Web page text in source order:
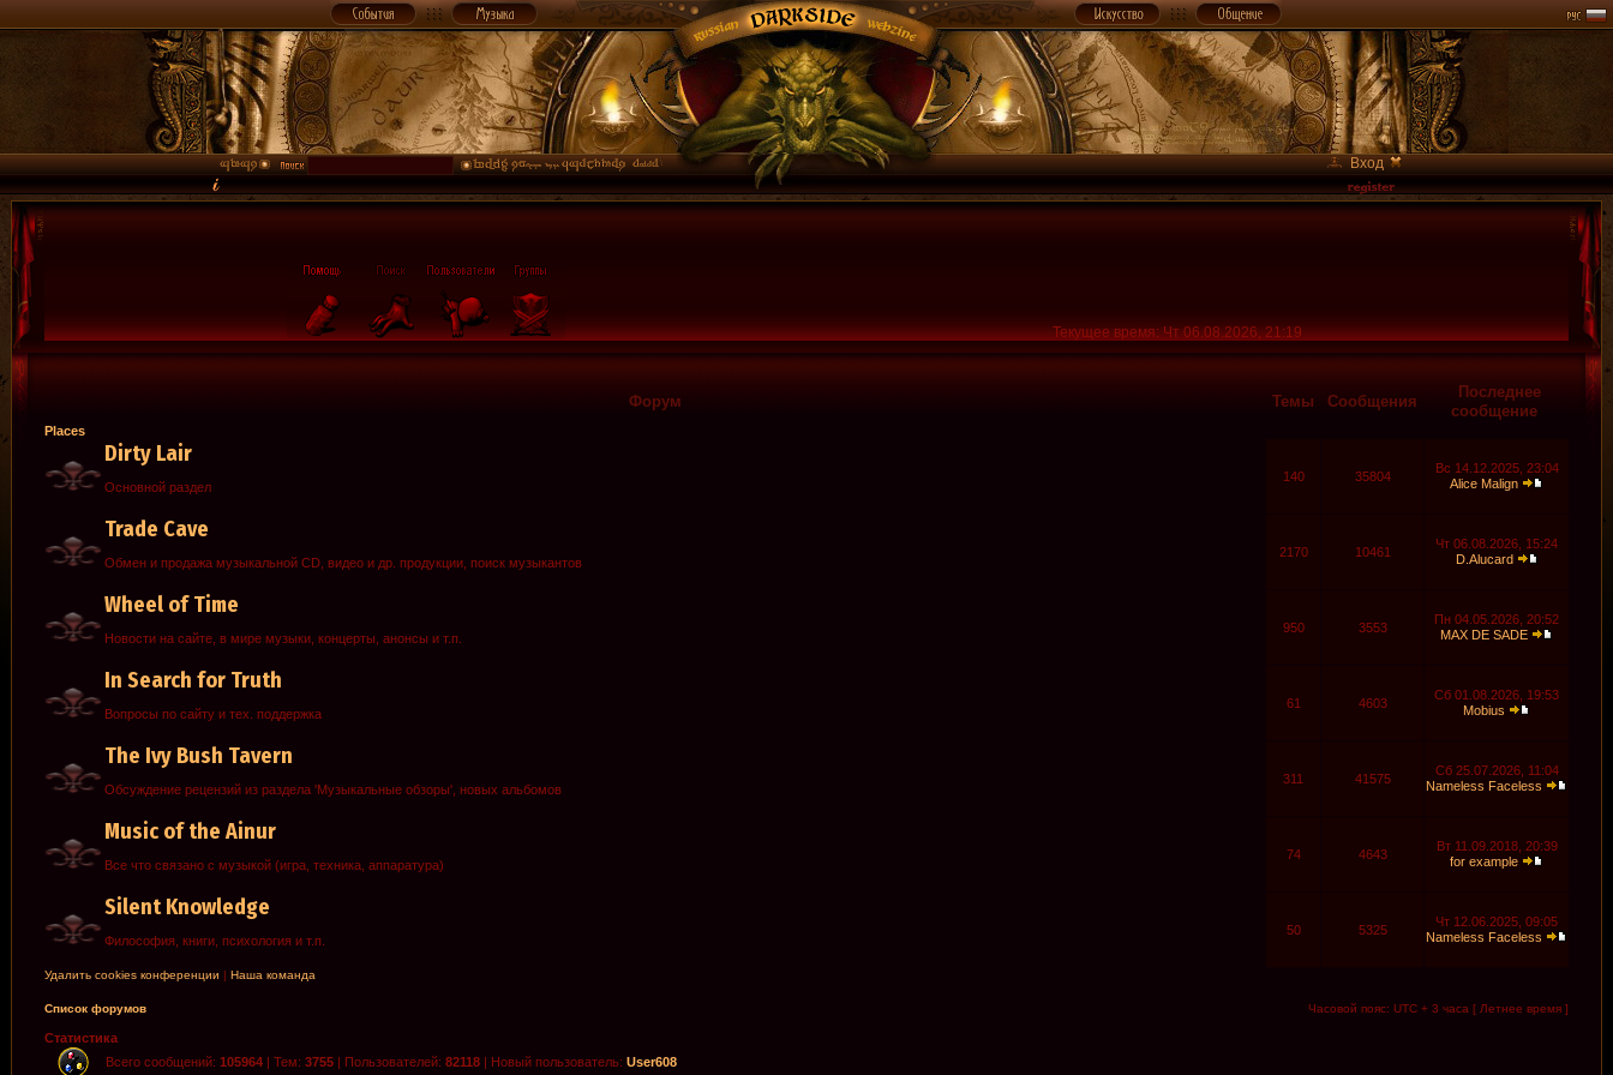
Вход
Текущее время: Чт 06.08.2026, 21:19
Форум Темы Сообщения
Последнее
сообщение
Places
Dirty Lair
Основной раздел
140 35804
Вс 14.12.2025, 23:04
Alice Malign
Trade Cave
Обмен и продажа музыкальной CD, видео и др. продукции, поиск музыкантов
2170 10461
Чт 06.08.2026, 15:24
D.Alucard
Wheel of Time
Новости на сайте, в мире музыки, концерты, анонсы и т.п.
950 3553
Пн 04.05.2026, 20:52
MAX DE SADE
In Search for Truth
Вопросы по сайту и тех. поддержка
61 4603
Сб 01.08.2026, 19:53
Mobius
The Ivy Bush Tavern
Обсуждение рецензий из раздела 'Музыкальные обзоры', новых альбомов
311 41575
Сб 25.07.2026, 11:04
Nameless Faceless
Music of the Ainur
Все что связано с музыкой (игра, техника, аппаратура)
74 4643
Вт 11.09.2018, 20:39
for example
Silent Knowledge
Философия, книги, психология и т.п.
50 5325
Чт 12.06.2025, 09:05
Nameless Faceless
Удалить cookies конференции | Наша команда
Список форумов Часовой пояс: UTC + 3 часа [ Летнее время ]
Статистика
Всего сообщений: 105964 | Тем: 3755 | Пользователей: 82118 | Новый пользователь: User608